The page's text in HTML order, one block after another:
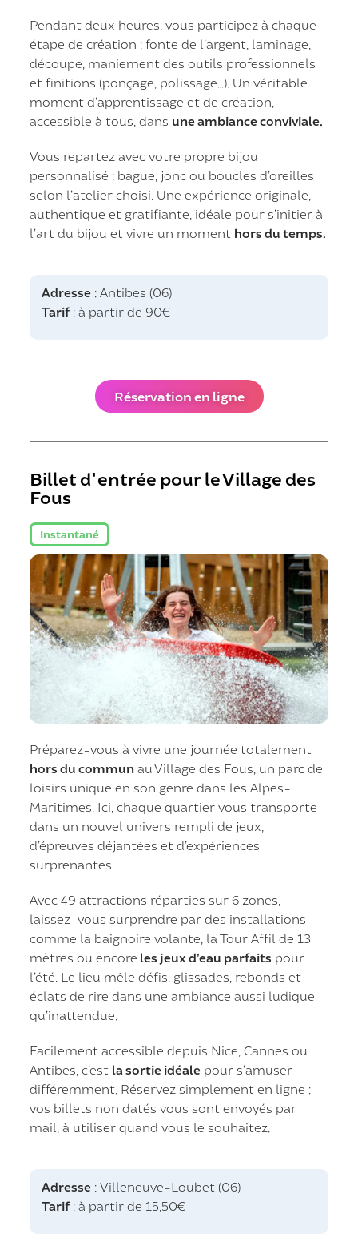
Pendant deux heures, vous participez à chaque
étape de création : fonte de l’argent, laminage,
découpe, maniement des outils professionnels
et finitions (ponçage, polissage…). Un véritable
moment d’apprentissage et de création,
accessible à tous, dans une ambiance conviviale.
Vous repartez avec votre propre bijou
personnalisé : bague, jonc ou boucles d’oreilles
selon l’atelier choisi. Une expérience originale,
authentique et gratifiante, idéale pour s’initier à
l’art du bijou et vivre un moment hors du temps.
Adresse : Antibes (06)
Tarif: à partir de 90€
Réservation en ligne
Billet d'entrée pour le Village des
Fous
Instantané
Préparez-vous à vivre une journée totalement
hors du commun au Village des Fous, un parc de
loisirs unique en son genre dans les Alpes-
Maritimes. Ici, chaque quartier vous transporte
dans un nouvel univers rempli de jeux,
d’épreuves déjantées et d’expériences
surprenantes.
Avec 49 attractions réparties sur 6 zones,
laissez-vous surprendre par des installations
comme la baignoire volante, la Tour Affil de 13
mètres ou encore les jeux d’eau parfaits pour
l’été. Le lieu mêle défis, glissades, rebonds et
éclats de rire dans une ambiance aussi ludique
qu’inattendue.
Facilement accessible depuis Nice, Cannes ou
Antibes, c’est la sortie idéale pour s’amuser
différemment. Réservez simplement en ligne :
vos billets non datés vous sont envoyés par
mail, à utiliser quand vous le souhaitez.
Adresse : Villeneuve-Loubet (06)
Tarif: à partir de 15,50€